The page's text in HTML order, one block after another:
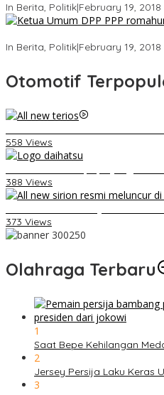
In Berita, Politik|February 19, 2018
In Berita, Politik|February 19, 2018
Otomotif
558 Views
388 Views
373 Views
Olahraga Terbaru
1
Saat Bepe Kehilangan
2
Jersey Persija Laku Keras
3